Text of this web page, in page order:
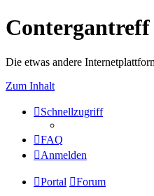
Contergantreff
Die etwas andere
Zum Inhalt
Schnellzugriff
FAQ
Anmelden
Portal Forum